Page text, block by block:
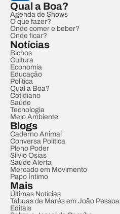
Qual a Boa?
Agenda de Shows
O que fazer?
Onde comer e beber?
Onde ficar?
Notícias
Bichos
Cultura
Economia
Educação
Política
Qual a Boa?
Cotidiano
Saúde
Tecnologia
Meio Ambiente
Blogs
Caderno Animal
Conversa Política
Pleno Poder
Sílvio Osias
Saúde Alerta
Mercado em Movimento
Papo Íntimo
Mais
Últimas Notícias
Tábuas de Marés em João Pessoa
Editais